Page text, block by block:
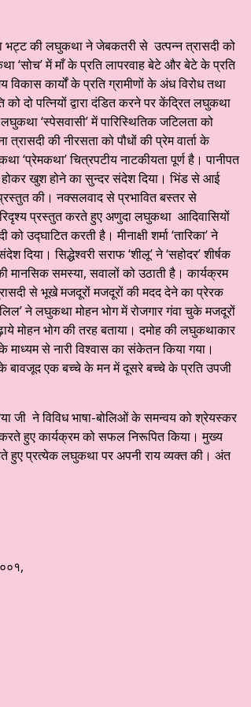
भट्ट की लघुकथा ने जेबकतरी से उत्पन्न त्रासदी को
‘सोच’ में माँ के प्रति लापरवाह बेटे और बेटे के प्रति
विकास कार्यों के प्रति ग्रामीणों के अंध विरोध तथा
दो पत्नियों द्वारा दंडित करने पर केंद्रित लघुकथा
‘स्पेसवासी’ में पारिस्थितिक जटिलता को
की नीरसता को पौधों की प्रेम वार्ता के
‘प्रेमकथा’ चित्रपटीय नाटकीयता पूर्ण है। पानीपत
खुश होने का सुन्दर संदेश दिया। भिंड से आई
की। नक्सलवाद से प्रभावित बस्तर से
प्रस्तुत करते हुए अणुदा लघुकथा आदिवासियों
करती है। मीनाक्षी शर्मा ‘तारिका’ ने
सिद्धेश्वरी सराफ ‘शीलू’ ने ‘सहोदर’ शीर्षक
समस्या, सवालों को उठाती है। कार्यक्रम
से भूखे मजदूरों मजदूरों की मदद देने का प्रेरक
ने लघुकथा मोहन भोग में रोजगार गंवा चुके मजदूरों
मोहन भोग की तरह बताया। दमोह की लघुकथाकार
माध्यम से नारी विश्वास का संकेतन किया गया।
बावजूद एक बच्चे के मन में दूसरे बच्चे के प्रति उपजी
जी ने विविध भाषा-बोलिओं के समन्वय को श्रेयस्कर
करते हुए कार्यक्रम को सफल निरूपित किया। मुख्य
हुए प्रत्येक लघुकथा पर अपनी राय व्यक्त की। अंत